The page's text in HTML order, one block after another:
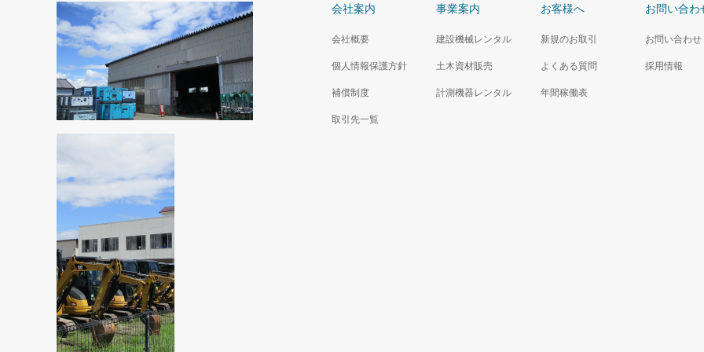
会社案内
会社概要
個人情報保護方針
補償制度
取引先一覧
事業案内
建設機械レンタル
土木資材販売
計測機器レンタル
お客様へ
新規のお取引
よくある質問
年間稼働表
お問い合わ
お問い合わせ
採用情報